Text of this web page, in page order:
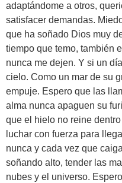
adaptándome a otros,
satisfacer demandas.
que ha soñado Dios muy
tiempo que temo, también
nunca me dejen. Y si un
cielo. Como un mar de su
empuje. Espero que las
alma nunca apaguen su
que el hielo no reine
luchar con fuerza para
nunca y cada vez que
soñando alto, tender las
nubes y el universo.